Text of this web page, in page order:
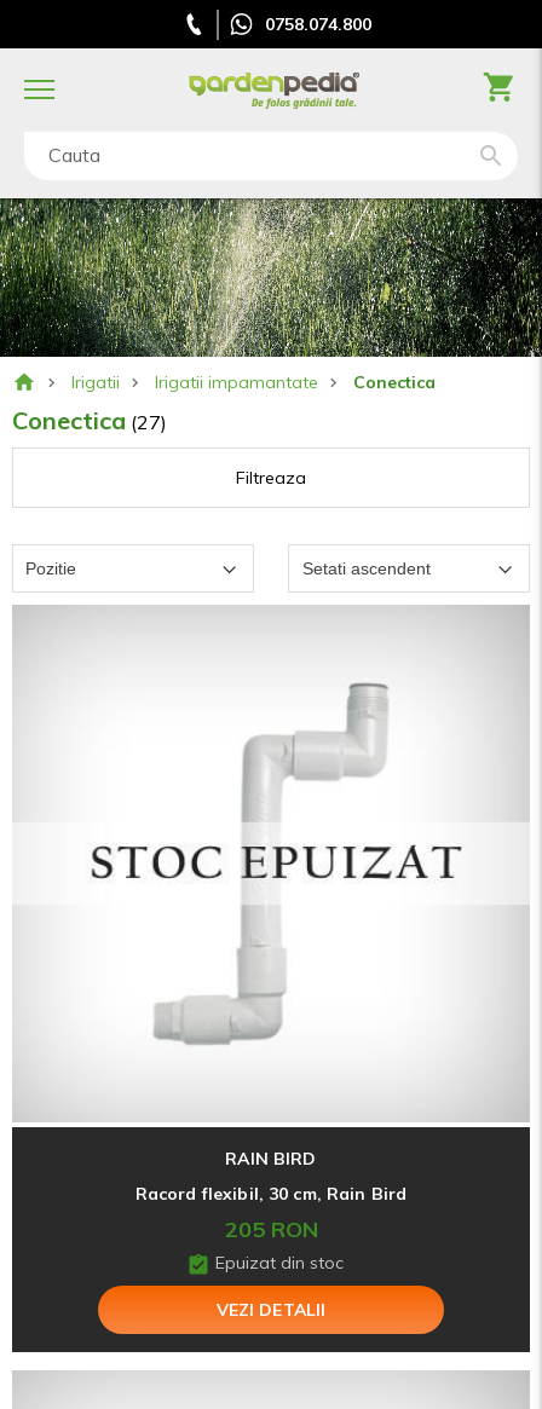
0758.074.800
Cauta
Irigatii Irigatii impamantate Conectica
Conectica (27)
RAIN BIRD
Racord flexibil, 30 cm, Rain Bird
205 RON
Epuizat din stoc
VEZI DETALII
Filtreaza